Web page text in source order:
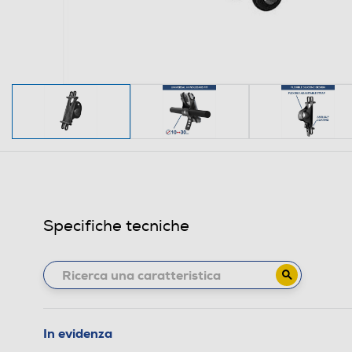
Specifiche tecniche
In evidenza